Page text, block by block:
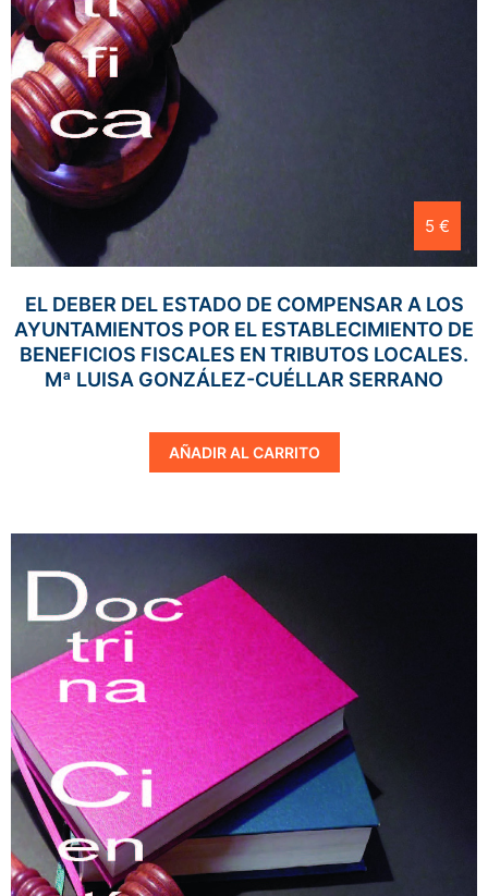
5 €
EL DEBER DEL ESTADO DE COMPENSAR A LOS
AYUNTAMIENTOS POR EL ESTABLECIMIENTO DE
BENEFICIOS FISCALES EN TRIBUTOS LOCALES.
Mª LUISA GONZÁLEZ-CUÉLLAR SERRANO
AÑADIR AL CARRITO